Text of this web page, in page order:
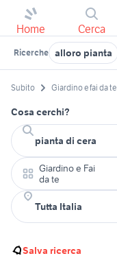
Home Cerca
Ricerche alloro pianta
Subito Giardino e fai da te
Cosa cerchi?
Giardino e Fai
da te
Salva ricerca